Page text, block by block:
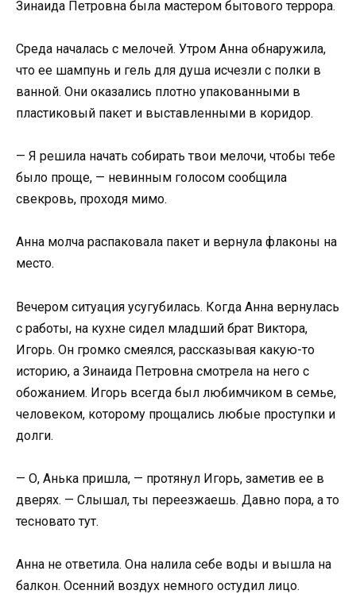
Зинаида Петровна была мастером бытового террора.
Среда началась с мелочей. Утром Анна обнаружила,
что ее шампунь и гель для душа исчезли с полки в
ванной. Они оказались плотно упакованными в
пластиковый пакет и выставленными в коридор.
— Я решила начать собирать твои мелочи, чтобы тебе
было проще, — невинным голосом сообщила
свекровь, проходя мимо.
Анна молча распаковала пакет и вернула флаконы на
место.
Вечером ситуация усугубилась. Когда Анна вернулась
с работы, на кухне сидел младший брат Виктора,
Игорь. Он громко смеялся, рассказывая какую-то
историю, а Зинаида Петровна смотрела на него с
обожанием. Игорь всегда был любимчиком в семье,
человеком, которому прощались любые проступки и
долги.
— О, Анька пришла, — протянул Игорь, заметив ее в
дверях. — Слышал, ты переезжаешь. Давно пора, а то
тесновато тут.
Анна не ответила. Она налила себе воды и вышла на
балкон. Осенний воздух немного остудил лицо.